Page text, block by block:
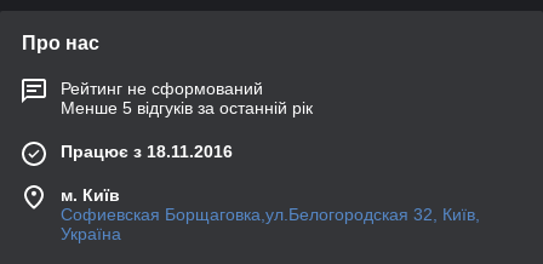
Про нас
Рейтинг не сформований
Менше 5 відгуків за останній рік
Працює з 18.11.2016
м. Київ
Софиевская Борщаговка,ул.Белогородская 32, Київ,
Україна